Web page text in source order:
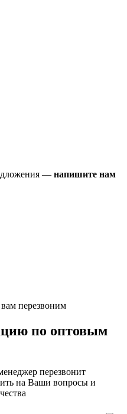
— напишите нам
перезвоним
по оптовым
перезвонит
на Ваши вопросы и